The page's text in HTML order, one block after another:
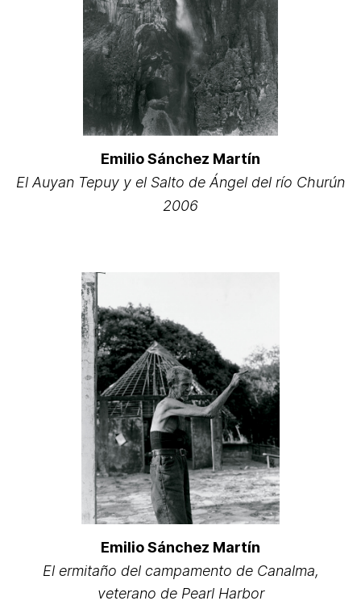
Emilio Sánchez Martín
El Auyan Tepuy y el Salto de Ángel del río Churún
2006
Emilio Sánchez Martín
El ermitaño del campamento de Canalma,
veterano de Pearl Harbor